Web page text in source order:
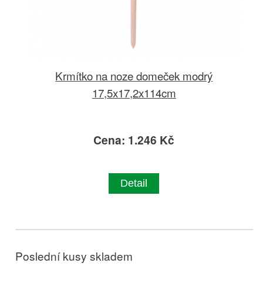
Krmítko na noze domeček modrý
17,5x17,2x114cm
Cena: 1.246 Kč
Detail
Poslední kusy skladem